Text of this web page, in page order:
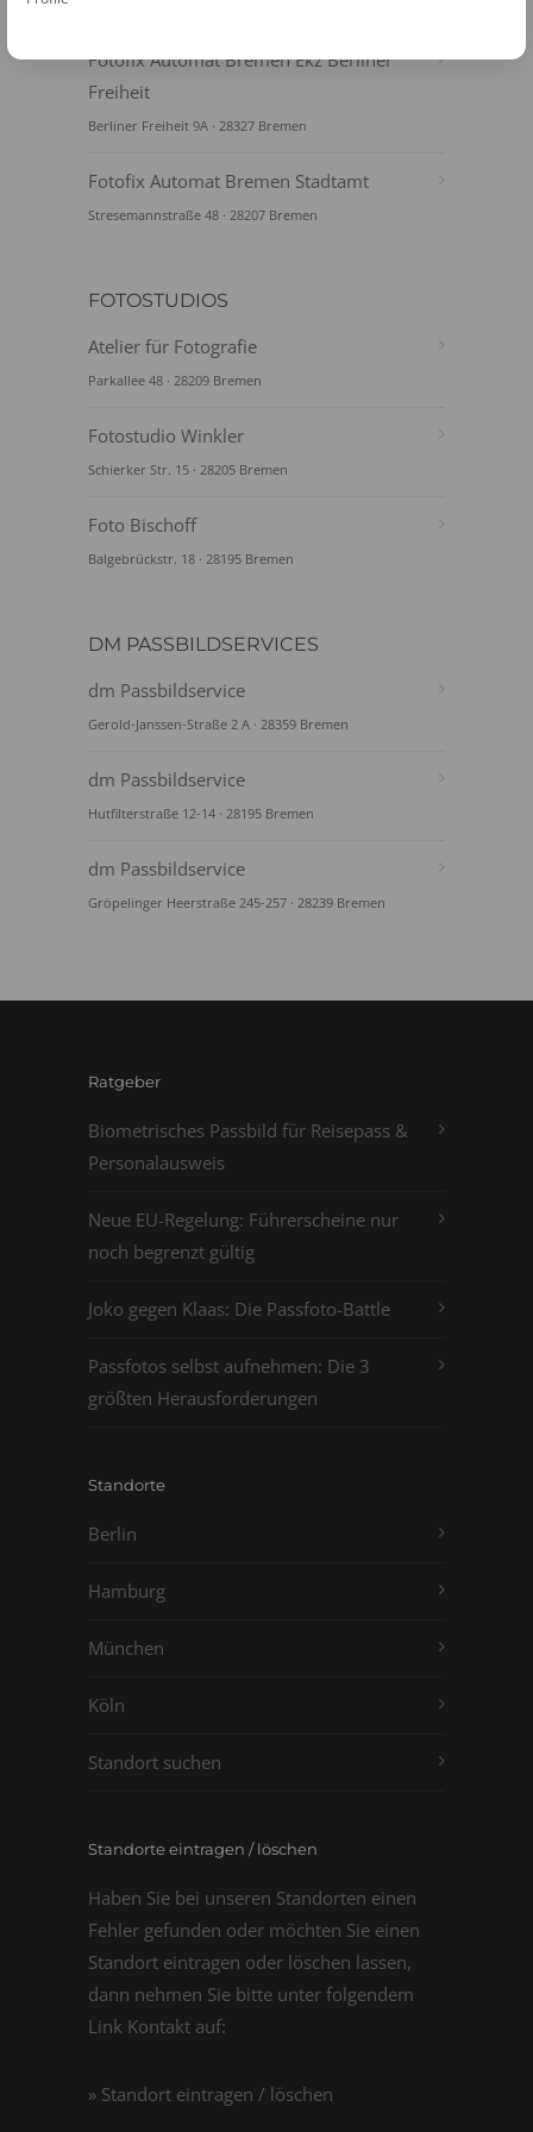
Fotofix Automat Bremen Ekz Berliner
Freiheit
Berliner Freiheit 9A · 28327 Bremen
Fotofix Automat Bremen Stadtamt
Stresemannstraße 48 · 28207 Bremen
FOTOSTUDIOS
Atelier für Fotografie
Parkallee 48 · 28209 Bremen
Fotostudio Winkler
Schierker Str. 15 · 28205 Bremen
Foto Bischoff
Balgebrückstr. 18 · 28195 Bremen
DM PASSBILDSERVICES
dm Passbildservice
Gerold-Janssen-Straße 2 A · 28359 Bremen
dm Passbildservice
Hutfilterstraße 12-14 · 28195 Bremen
dm Passbildservice
Gröpelinger Heerstraße 245-257 · 28239 Bremen
Ratgeber
Biometrisches Passbild für Reisepass &
Personalausweis
Neue EU-Regelung: Führerscheine nur
noch begrenzt gültig
Joko gegen Klaas: Die Passfoto-Battle
Passfotos selbst aufnehmen: Die 3
größten Herausforderungen
Standorte
Berlin
Hamburg
München
Köln
Standort suchen
Standorte eintragen / löschen
Haben Sie bei unseren Standorten einen
Fehler gefunden oder möchten Sie einen
Standort eintragen oder löschen lassen,
dann nehmen Sie bitte unter folgendem
Link Kontakt auf:
» Standort eintragen / löschen